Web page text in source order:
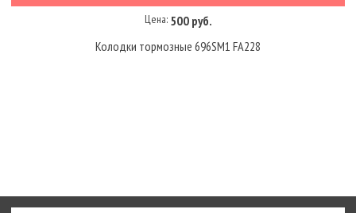
Цена: 500 руб.
Колодки тормозные 696SM1 FA228